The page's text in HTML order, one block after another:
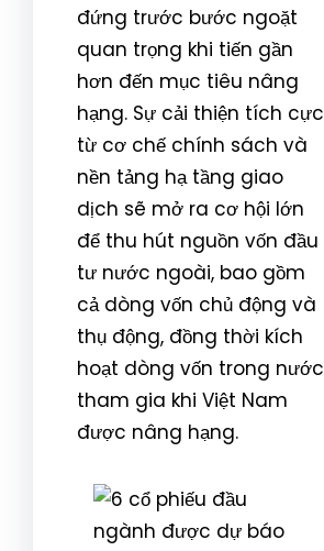
đứng trước bước ngoặt
quan trọng khi tiến gần
hơn đến mục tiêu nâng
hạng. Sự cải thiện tích cực
từ cơ chế chính sách và
nền tảng hạ tầng giao
dịch sẽ mở ra cơ hội lớn
để thu hút nguồn vốn đầu
tư nước ngoài, bao gồm
cả dòng vốn chủ động và
thụ động, đồng thời kích
hoạt dòng vốn trong nước
tham gia khi Việt Nam
được nâng hạng.